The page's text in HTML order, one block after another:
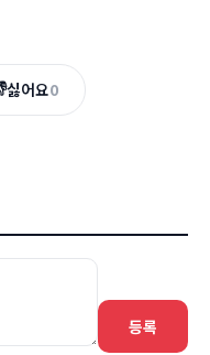
싫어요0
등록